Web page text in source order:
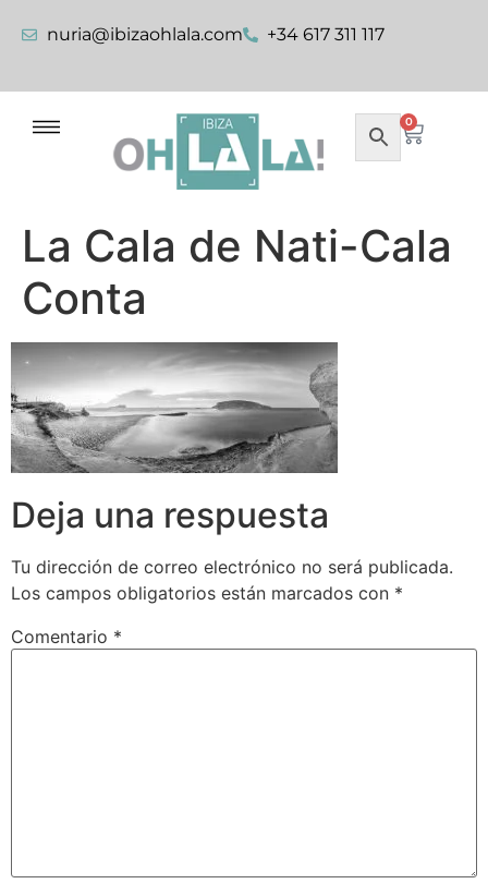
nuria@ibizaohlala.com +34 617 311 117
0
La Cala de Nati-Cala
Conta
Deja una respuesta
Tu dirección de correo electrónico no será publicada.
Los campos obligatorios están marcados con *
Comentario *